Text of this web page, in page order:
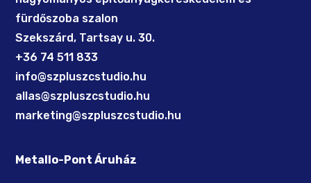
fürdőszoba szalon
Szekszárd, Tartsay u. 30.
+36 74 511 833
info@szpluszcstudio.hu
allas@szpluszcstudio.hu
marketing@szpluszcstudio.hu
Metallo-Pont Áruház